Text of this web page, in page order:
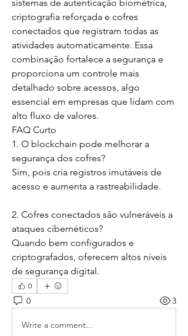
sistemas de autenticação biométrica,
criptografia reforçada e cofres
conectados que registram todas as
atividades automaticamente. Essa
combinação fortalece a segurança e
proporciona um controle mais
detalhado sobre acessos, algo
essencial em empresas que lidam com
alto fluxo de valores.
FAQ Curto
1. O blockchain pode melhorar a
segurança dos cofres?
Sim, pois cria registros imutáveis de
acesso e aumenta a rastreabilidade.
2. Cofres conectados são vulneráveis a
ataques cibernéticos?
Quando bem configurados e
criptografados, oferecem altos níveis
de segurança digital.
0
0 3
Write a comment...